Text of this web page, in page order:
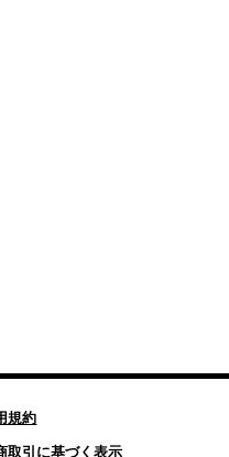
規約
取引に基づく表示